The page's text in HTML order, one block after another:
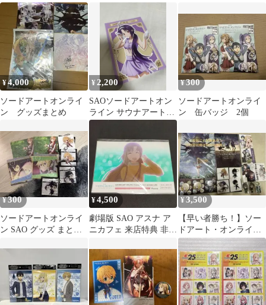
ター
¥4,000
ソードアートオンライ
ン グッズまとめ
¥ 2,200
SAOソードアートオン
ライン サウナアートオ
ンライン 特典 ポストカ
¥300
ソードアートオンライ
ン 缶バッジ 2個
¥300
ソードアートオンライ
ン SAO グッズ まとめ
¥4,500
劇場版 SAO アスナ ア
ニカフェ 来店特典 非売
き
¥3,500
【早い者勝ち！】ソー
ドアート・オンライ
ン 激レアグッズセッ
ト！！